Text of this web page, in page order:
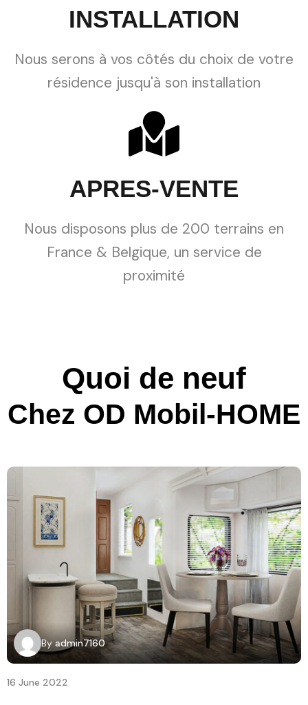
INSTALLATION
Nous serons à vos côtés du choix de votre
résidence jusqu'à son installation
APRES-VENTE
Nous disposons plus de 200 terrains en
France & Belgique, un service de
proximité
Quoi de neuf
Chez OD Mobil-HOME
Byadmin7160
16 June 2022